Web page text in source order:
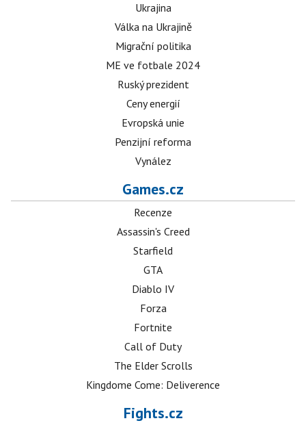
Ukrajina
Válka na Ukrajině
Migrační politika
ME ve fotbale 2024
Ruský prezident
Ceny energií
Evropská unie
Penzijní reforma
Vynález
Games.cz
Recenze
Assassin's Creed
Starfield
GTA
Diablo IV
Forza
Fortnite
Call of Duty
The Elder Scrolls
Kingdome Come: Deliverence
Fights.cz